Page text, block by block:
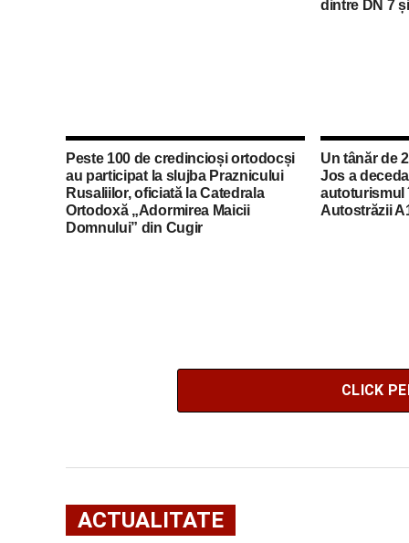
dintre DN 7
Peste 100 de credincioși ortodocși
au participat la slujba Praznicului
Rusaliilor, oficiată la Catedrala
Ortodoxă „Adormirea Maicii
Domnului” din Cugir
Un tânăr de
Jos a
autoturismul
Autostrăzii
CLICK
ACTUALITATE